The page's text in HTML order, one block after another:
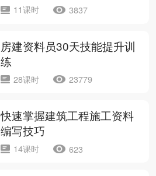
11课时 3837
房建资料员30天技能提升训
练
28课时 23779
快速掌握建筑工程施工资料
编写技巧
14课时 623